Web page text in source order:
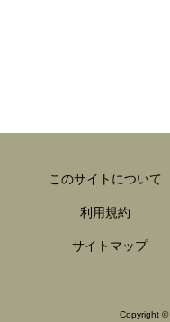
このサイトについて
利用規約
サイトマップ
Copyright ©